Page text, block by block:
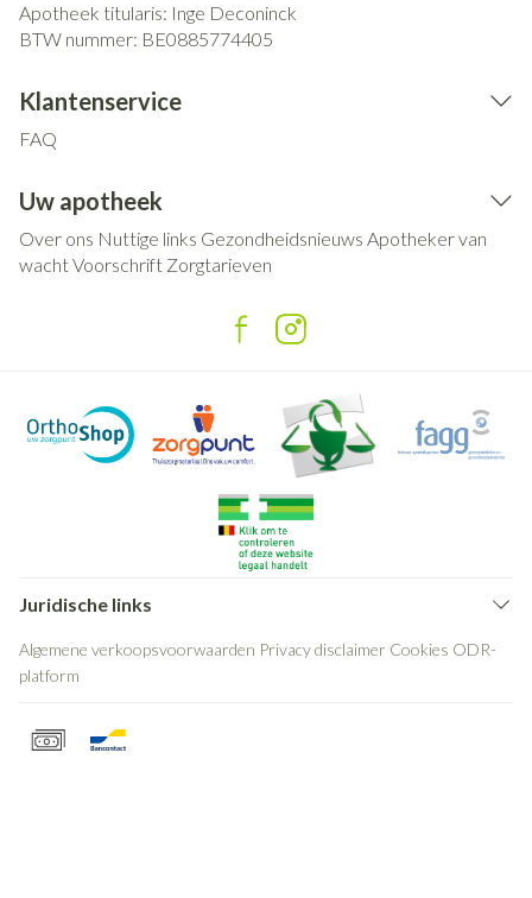
Apotheek titularis: Inge Deconinck
BTW nummer: BE0885774405
Klantenservice
FAQ
Uw apotheek
Over ons Nuttige links Gezondheidsnieuws Apotheker van
wachtVoorschrift Zorgtarieven
Juridische links
Algemene verkoopsvoorwaarden Privacy disclaimer Cookies ODR-
platform